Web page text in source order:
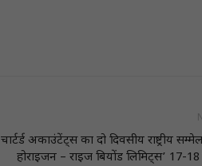
चार्टर्ड अकाउंटेंट्स का दो दिवसीय राष्ट्रीय
होराइजन – राइज बियोंड लिमिट्स’ 17-